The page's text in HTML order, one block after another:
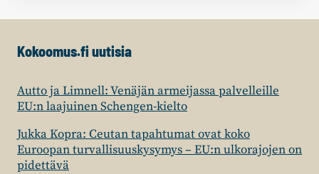
Kokoomus.fi uutisia
Autto ja Limnell: Venäjän armeijassa palvelleille
EU:n laajuinen Schengen-kielto
Jukka Kopra: Ceutan tapahtumat ovat koko
Euroopan turvallisuuskysymys – EU:n ulkorajojen on
pidettävä